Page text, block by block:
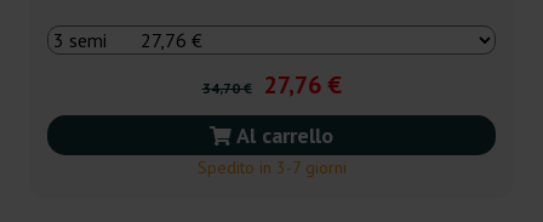
34,70 € 27,76 €
Al carrello
Spedito in 3-7 giorni